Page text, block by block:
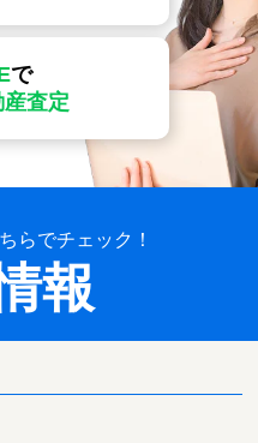
で
査定
らでチェック！
報